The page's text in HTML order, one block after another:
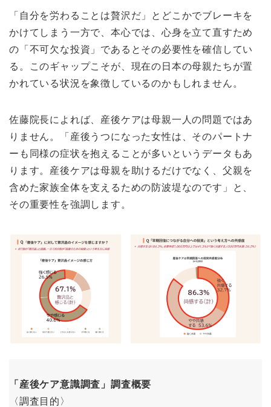
「自分を労わることは贅沢だ」とどこかでブレーキを
かけてしまう一方で、本心では、心身を立て直すため
の「不可欠な投資」であるとその必要性を確信してい
る。このギャップこそが、現在の日本の母親たちが置
かれている状況を象徴しているのかもしれません。
佐藤院長によれば、産後ケアは母親一人の問題ではあ
りません。「産後うつになった女性は、そのパートナ
ーも同様の症状を抱えることが多いというデータもあ
ります。産後ケアは母親を助けるだけでなく、父親を
含めた家族全体を支えるための防波堤なのです」と、
その重要性を強調します。
「産後ケア意識調査」調査概要
〈調査目的〉